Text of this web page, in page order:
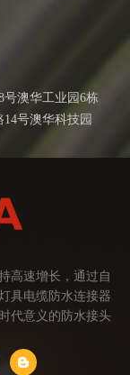
澳华工业园6栋
号澳华科技园
高速增长，通过自
具电缆防水连接器
代意义的防水接头
热瓷砖、船舶、油